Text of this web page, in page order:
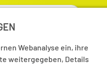
Webanalyse ein, ihre
weitergegeben, Details